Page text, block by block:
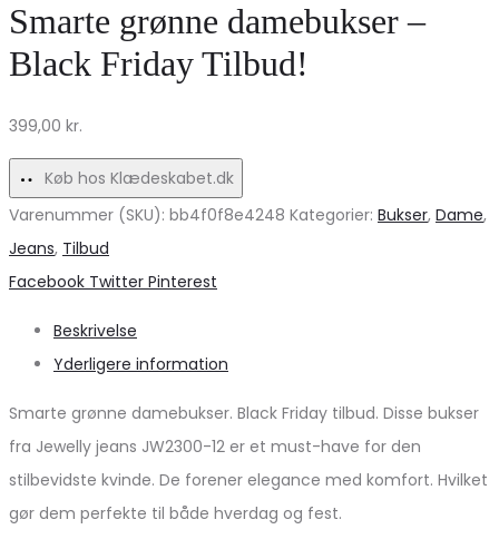
Smarte grønne damebukser –
Black Friday Tilbud!
399,00 kr.
Køb hos Klædeskabet.dk
Varenummer (SKU): bb4f0f8e4248 Kategorier: Bukser, Dame,
Jeans, Tilbud
Share
Facebook Twitter Pinterest
Beskrivelse
Yderligere information
Smarte grønne damebukser. Black Friday tilbud. Disse bukser
fra Jewelly jeans JW2300-12 er et must-have for den
stilbevidste kvinde. De forener elegance med komfort. Hvilket
gør dem perfekte til både hverdag og fest.